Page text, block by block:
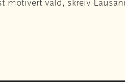
motivert vald, skreiv